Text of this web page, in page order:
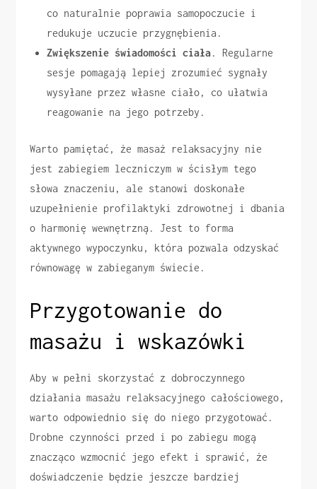
co naturalnie poprawia samopoczucie i
redukuje uczucie przygnębienia.
Zwiększenie świadomości ciała. Regularne
sesje pomagają lepiej zrozumieć sygnały
wysyłane przez własne ciało, co ułatwia
reagowanie na jego potrzeby.
Warto pamiętać, że masaż relaksacyjny nie
jest zabiegiem leczniczym w ścisłym tego
słowa znaczeniu, ale stanowi doskonałe
uzupełnienie profilaktyki zdrowotnej i dbania
o harmonię wewnętrzną. Jest to forma
aktywnego wypoczynku, która pozwala odzyskać
równowagę w zabieganym świecie.
Przygotowanie do
masażu i wskazówki
Aby w pełni skorzystać z dobroczynnego
działania masażu relaksacyjnego całościowego,
warto odpowiednio się do niego przygotować.
Drobne czynności przed i po zabiegu mogą
znacząco wzmocnić jego efekt i sprawić, że
doświadczenie będzie jeszcze bardziej